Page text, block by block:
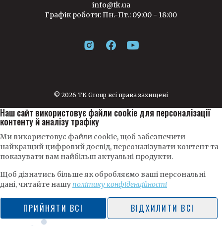
info@tk.ua
Графік роботи: Пн.-Пт.: 09:00 - 18:00
© 2026 TK Group всі права захищені
Наш сайт використовує файли cookie для персоналізації
контенту й аналізу трафіку
Ми використовує файли cookie, щоб забезпечити
найкращий цифровий досвід, персоналізувати контент та
показувати вам найбільш актуальні продукти.
Щоб дізнатись більше як обробляємо ваші персональні
дані, читайте нашуполітику конфіденційності
ПРИЙНЯТИ ВСІ ВІДХИЛИТИ ВСІ